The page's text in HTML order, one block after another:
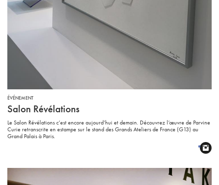
ÉVÉNEMENT
Salon Révélations
Le Salon Révélations c’est encore aujourd’hui et demain. Découvrez l’œuvre de Parvine
Curie retranscrite en estampe sur le stand des Grands Ateliers de France (G13) au
Grand Palais à Paris.